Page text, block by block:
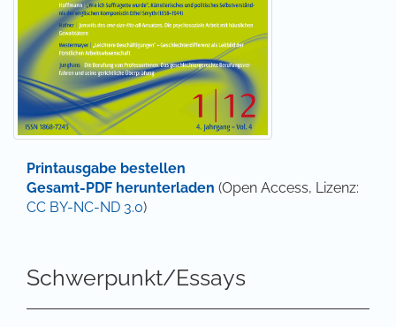
Printausgabe bestellen
Gesamt-PDF herunterladen (Open Access, Lizenz:
CC BY-NC-ND 3.0)
Schwerpunkt/Essays